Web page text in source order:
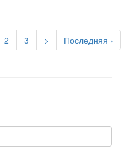
2 3 > Последняя ›